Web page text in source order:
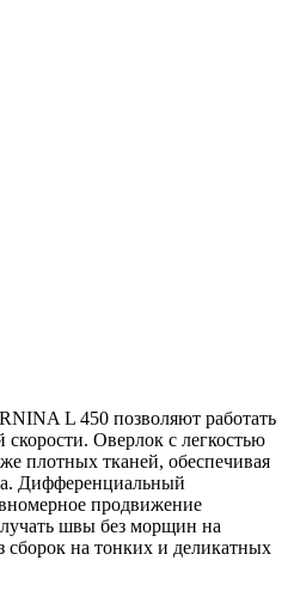
L 450 позволяют работать
Оверлок с легкостью
плотных тканей, обеспечивая
Дифференциальный
продвижение
швы без морщин на
сборок на тонких и деликатных